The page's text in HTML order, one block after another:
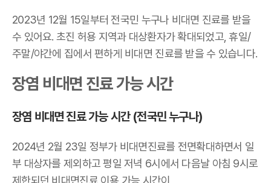
2023년 12월 15일부터 전국민 누구나 비대면 진료를 받을
수 있어요. 초진 허용 지역과 대상환자가 확대되었고, 휴일/
주말/야간에 집에서 편하게 비대면 진료를 받을 수 있습니다.
장염 비대면 진료 가능 시간
장염 비대면 진료 가능 시간 (전국민 누구나)
2024년 2월 23일 정부가 비대면진료를 전면확대하면서 일
부 대상자를 제외하고 평일 저녁 6시에서 다음날 아침 9시로
제한되던 비대면진료 이용 가능 시간이